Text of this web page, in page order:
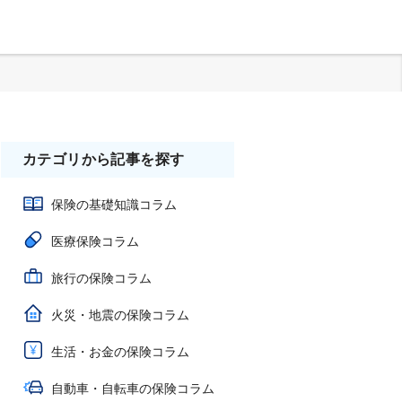
カテゴリから記事を探す
保険の基礎知識コラム
医療保険コラム
旅行の保険コラム
火災・地震の保険コラム
生活・お金の保険コラム
自動車・自転車の保険コラム